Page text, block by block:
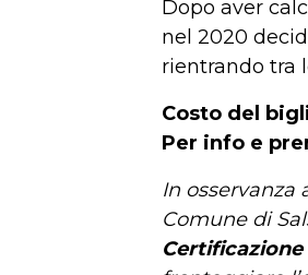
Dopo aver
nel 2020
rientrando tra
Costo del
Per info e
In
Comune di
Certificazione